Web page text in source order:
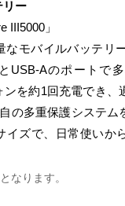
ー
III5000」
なモバイルバッテリ
USB-Aのポートで
ンを約1回充電でき、
の多重保護システム
イズで、日常使いか
なります。